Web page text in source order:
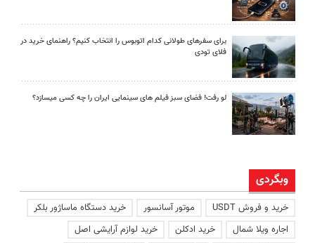
برای سفرهای طولانی کدام اتوبوس را انتخاب کنیم؟ راهنمای خرید در
فلای تودی
لو رفت! فضای سبز فیلم های سینمایی ایران را چه کسی میسازد؟
وبگردی
خرید و فروش USDT موتور آسانسور
خرید دستگاه ماساژور بلکر
اجاره ویلا شمال
خرید ادکلن
خرید لوازم آرایشی اصل